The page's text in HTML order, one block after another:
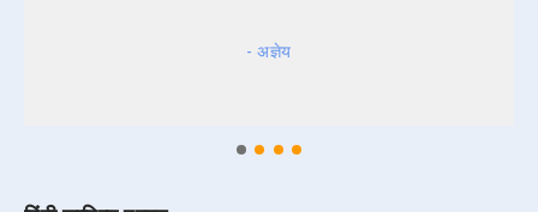
- अज्ञेय